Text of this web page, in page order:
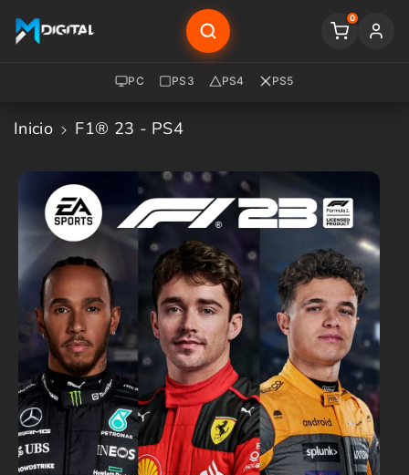
Contenido
0
PC PS3 PS4 PS5
Inicio F1® 23 - PS4
Saltar A
Informació
N Del
Producto